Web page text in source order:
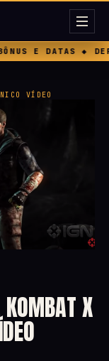
VÍDEO
X